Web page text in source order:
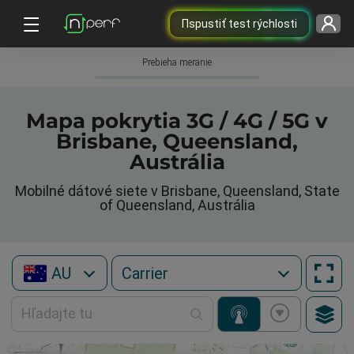
Пspustiť test rýchlosti
Prebieha meranie
Mapa pokrytia 3G / 4G / 5G v
Brisbane, Queensland,
Austrália
Mobilné dátové siete v Brisbane, Queensland, State
of Queensland, Austrália
AU